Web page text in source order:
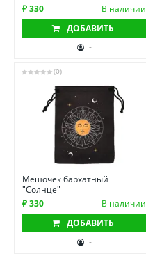
₽ 330
В наличии
ДОБАВИТЬ
-
(0)
Мешочек бархатный
"Солнце"
₽ 330
В наличии
ДОБАВИТЬ
-